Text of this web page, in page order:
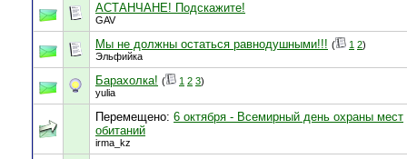
АСТАНЧАНЕ! Подскажите!
GAV
Мы не должны остаться равнодушными!!! ( 1 2)
Эльфийка
Барахолка! ( 1 2 3)
yulia
Перемещено: 6 октября - Всемирный день охраны мест
обитаний
irma_kz